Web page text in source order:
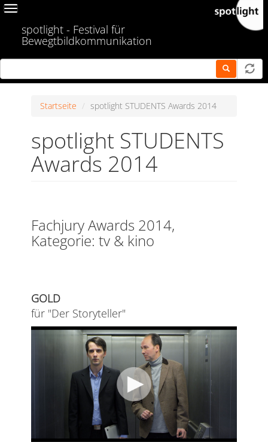
Skip
content
Toggle
spotlight - Festival für
Bewegtbildkommunikation
Startseite spotlight STUDENTS Awards 2014
spotlight STUDENTS
Awards 2014
Fachjury Awards 2014,
Kategorie: tv & kino
GOLD
für "Der Storyteller"